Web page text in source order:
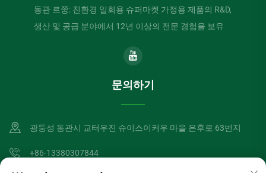
동관 르쭝: 친환경 일회용 슈퍼마켓 가정용 제품의 R&D,
생산 및 공급 분야에서 12년 이상의 전문 경험을 보유
문의하기
광둥성 동관시 교터우진 슈이스이커우 마을 은후로 63번지
+86-13380307844